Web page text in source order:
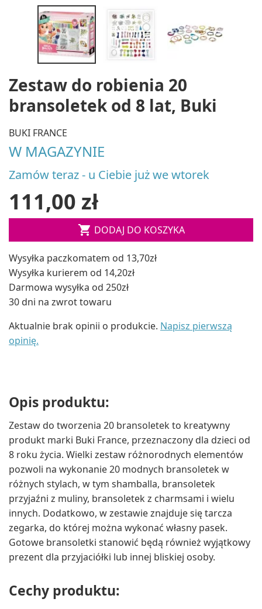
Zestaw do robienia 20
bransoletek od 8 lat, Buki
BUKI FRANCE
W MAGAZYNIE
Zamów teraz - u Ciebie już we wtorek
111,00 zł
 DODAJ DO KOSZYKA
Wysyłka paczkomatem od 13,70zł
Wysyłka kurierem od 14,20zł
Darmowa wysyłka od 250zł
30 dni na zwrot towaru
Aktualnie brak opinii o produkcie. Napisz pierwszą
opinię.
Opis produktu:
Zestaw do tworzenia 20 bransoletek to kreatywny
produkt marki Buki France, przeznaczony dla dzieci od
8 roku życia. Wielki zestaw różnorodnych elementów
pozwoli na wykonanie 20 modnych bransoletek w
różnych stylach, w tym shamballa, bransoletek
przyjaźni z muliny, bransoletek z charmsami i wielu
innych. Dodatkowo, w zestawie znajduje się tarcza
zegarka, do której można wykonać własny pasek.
Gotowe bransoletki stanowić będą również wyjątkowy
prezent dla przyjaciółki lub innej bliskiej osoby.
Cechy produktu: